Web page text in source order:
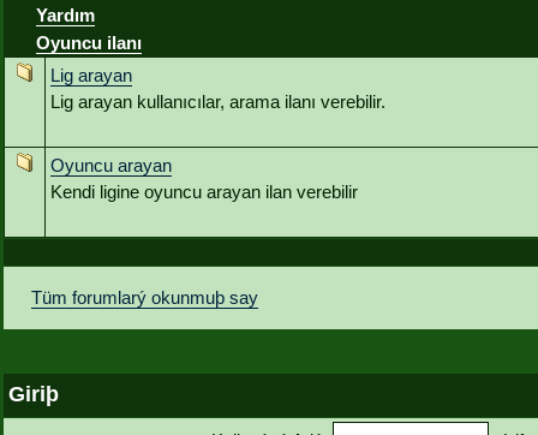
Yardım
Oyuncu ilanı
Lig arayan
Lig arayan kullanıcılar, arama ilanı verebilir.
Oyuncu arayan
Kendi ligine oyuncu arayan ilan verebilir
Tüm forumlarý okunmuþ say
Giriþ